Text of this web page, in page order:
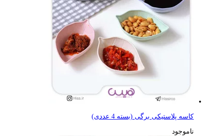
کاسه پلاستیکی برگی (بسته 4 عددی)
ناموجود